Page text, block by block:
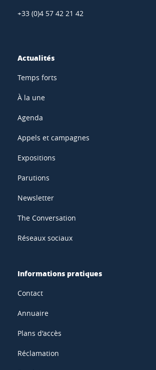
+33 (0)4 57 42 21 42
Actualités
Temps forts
À la une
Agenda
Appels et campagnes
Expositions
Parutions
Newsletter
The Conversation
Réseaux sociaux
Informations pratiques
Contact
Annuaire
Plans d'accès
Réclamation